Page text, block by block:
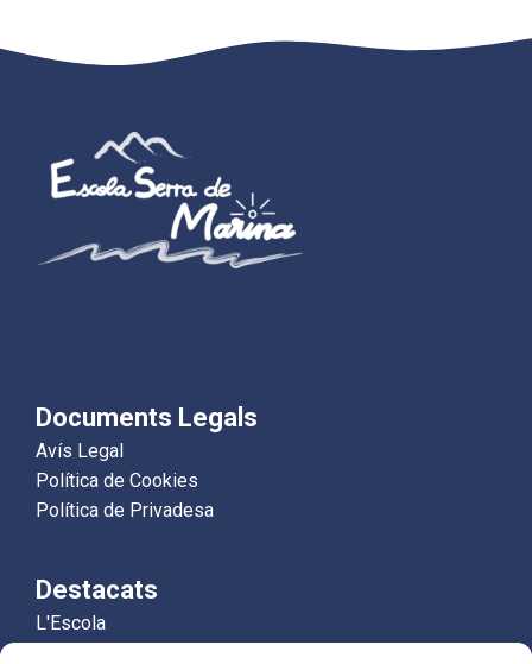
Documents Legals
Avís Legal
Política de Cookies
Política de Privadesa
Destacats
L'Escola